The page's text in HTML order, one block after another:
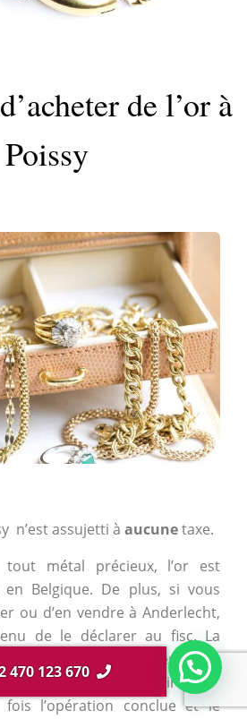
de l’or à
Poissy
n’est assujetti à aucunetaxe.
métal précieux, l’or est
Belgique. De plus, si vous
ou d’en vendre à Anderlecht,
de le déclarer au fisc. La
même offerte de payer, selon
en espèces, soit par virement
l’opération conclue et le
470 123 670